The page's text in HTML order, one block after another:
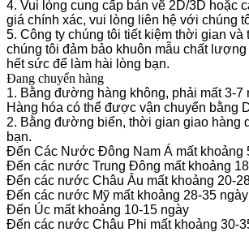
4. Vui lòng cung cấp bản vẽ 2D/3D hoặc
giá chính xác, vui lòng liên hệ với chúng
5. Công ty chúng tôi tiết kiệm thời gian và
chúng tôi đảm bảo khuôn mẫu chất
hết sức để làm hài lòng bạn.
Đang chuyển hàng
1. Bằng đường hàng không, phải mất 3-7
Hàng hóa có thể được vận chuyển bằng
2. Bằng đường biển, thời gian giao hàng
bạn.
Đến Các Nước Đông Nam Á mất khoảng
Đến các nước Trung Đông mất khoảng
Đến các nước Châu Âu mất khoảng 20-
Đến các nước Mỹ mất khoảng 28-35 ngày
Đến Úc mất khoảng 10-15 ngày
Đến các nước Châu Phi mất khoảng 30-